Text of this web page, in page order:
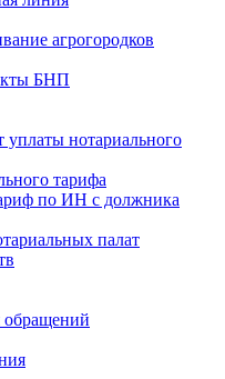
агрогородков
БНП
нотариального
тарифа
по ИН с должника
палат
обращений